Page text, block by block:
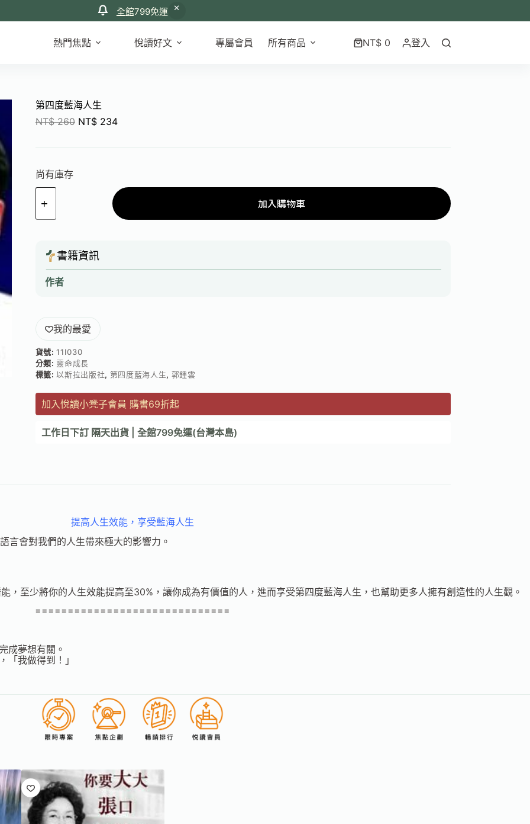
全館799免運
熱門焦點 悅讀好文 專屬會員 所有商品 NT$0 登入
第四度藍海人生
NT$260 NT$234
尚有庫存
加入購物車
書籍資訊
作者
我的最愛
貨號:11I030
分類: 靈命成長
標籤: 以斯拉出版社, 第四度藍海人生, 郭鍾雲
加入悅讀小凳子會員 購書69折起
工作日下訂 隔天出貨 | 全館799免運(台灣本島)
提高人生效能，享受藍海人生
言會對我們的人生帶來極大的影響力。
至少將你的人生效能提高至30%，讓你成為有價值的人，進而享受第四度藍海人生，也幫助更多人擁有創造性的人生觀。
==============================
成夢想有關。
「我做得到！」